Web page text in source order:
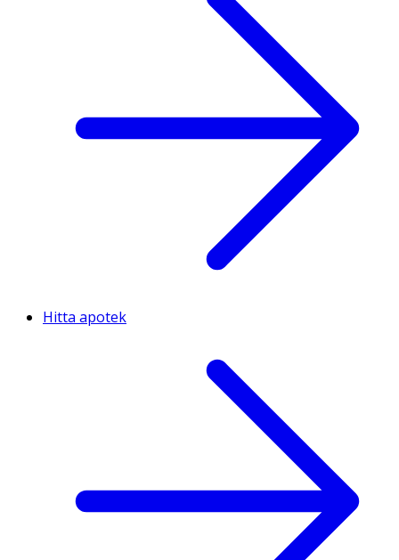
Hitta apotek